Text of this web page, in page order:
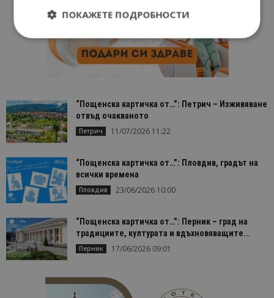
“Пощенска картичка от…”: Петрич – Изживяване
отвъд очакваното
Петрич 11/07/2026 11:22
“Пощенска картичка от…”: Пловдив, градът на
всички времена
Пловдив 23/06/2026 10:00
“Пощенска картичка от…”: Перник – град на
традициите, културата и вдъхновяващите...
Перник 17/06/2026 09:01
ПОКАЖЕТЕ ПОДРОБНОСТИ
Строго необходимо
Ефективност
Функционалност
Строго необходимите бисквитки позволяват
основната функционалност на уебсайта, като
потребителско влизане и управление на
акаунта. Уебсайтът не може да се използва
правилно без строго необходими бисквитки.
Име
Доставчик/
Валиден
до
cookie_notice_accepted
lisandraramos.com